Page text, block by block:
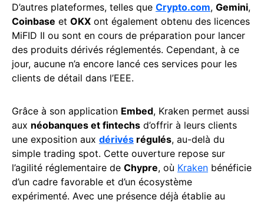
D’autres plateformes, telles que Crypto.com, Gemini,
Coinbase et OKX ont également obtenu des licences
MiFID II ou sont en cours de préparation pour lancer
des produits dérivés réglementés. Cependant, à ce
jour, aucune n’a encore lancé ces services pour les
clients de détail dans l’EEE.
Grâce à son application Embed, Kraken permet aussi
aux néobanques et fintechs d’offrir à leurs clients
une exposition aux dérivés régulés, au-delà du
simple trading spot. Cette ouverture repose sur
l’agilité réglementaire de Chypre, où Kraken bénéficie
d’un cadre favorable et d’un écosystème
expérimenté. Avec une présence déjà établie au